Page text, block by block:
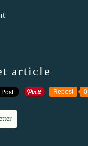
article
Repost 0